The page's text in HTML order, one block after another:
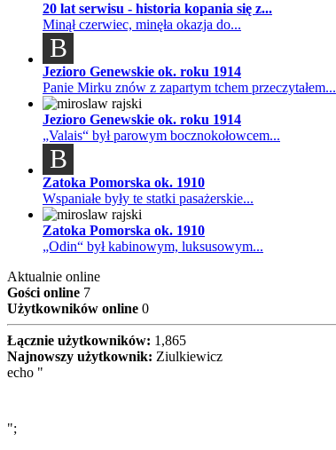
20 lat serwisu - historia kopania się z...
Minął czerwiec, minęła okazja do...
B
Jezioro Genewskie ok. roku 1914
Panie Mirku znów z zapartym tchem przeczytałem...
Jezioro Genewskie ok. roku 1914
„Valais“ był parowym bocznokołowcem...
B
Zatoka Pomorska ok. 1910
Wspaniałe były te statki pasażerskie...
Zatoka Pomorska ok. 1910
„Odin“ był kabinowym, luksusowym...
Aktualnie online
Gości online 7
Użytkowników online 0
Łącznie użytkowników: 1,865
Najnowszy użytkownik: Ziulkiewicz
echo "
";